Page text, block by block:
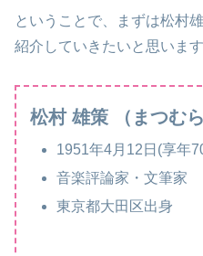
ということで、まずは松村
紹介していきたいと思います
松村 雄策 （まつむ
1951年4月12日(享年
音楽評論家・文筆家
東京都大田区出身